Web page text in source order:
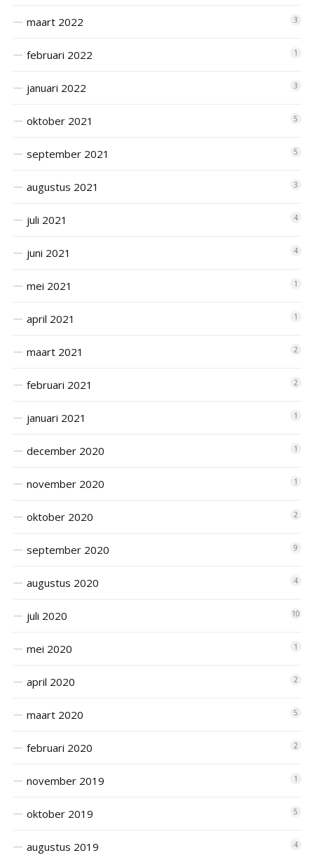
maart 2022 3
februari 2022 1
januari 2022 3
oktober 2021 5
september 2021 5
augustus 2021 3
juli 2021 4
juni 2021 4
mei 2021 1
april 2021 1
maart 2021 2
februari 2021 2
januari 2021 1
december 2020 1
november 2020 1
oktober 2020 2
september 2020 9
augustus 2020 4
juli 2020 10
mei 2020 1
april 2020 2
maart 2020 5
februari 2020 2
november 2019 1
oktober 2019 5
augustus 2019 4